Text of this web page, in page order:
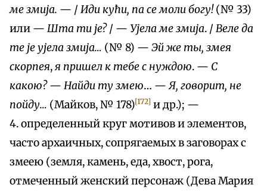
ме змија. — /Иди кући, па се моли богу!(№ 33)
или — Шта mu je?/ — Ујела ме змија. /Веле да
те je ујела змија… (№ 8) — Эй же ты, змея
скорпея,я пришел к тебе с нуждою. — С
какою?— Найди ту змею… —Я, говорит, не
пойду… (Майков, № 178)[172] и др.); —
4. определенный круг мотивов и элементов,
часто архаичных, сопрягаемых в заговорах с
змеею (земля, камень, еда, хвост, рога,
отмеченный женский персонаж (Дева Мария